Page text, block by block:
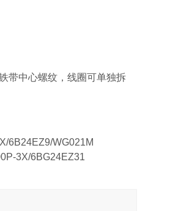
带中心螺纹，线圈可单独拆
6B24EZ9/WG021M
3X/6BG24EZ31